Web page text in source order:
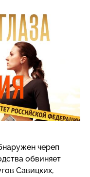
череп
обвиняет
Савицких,